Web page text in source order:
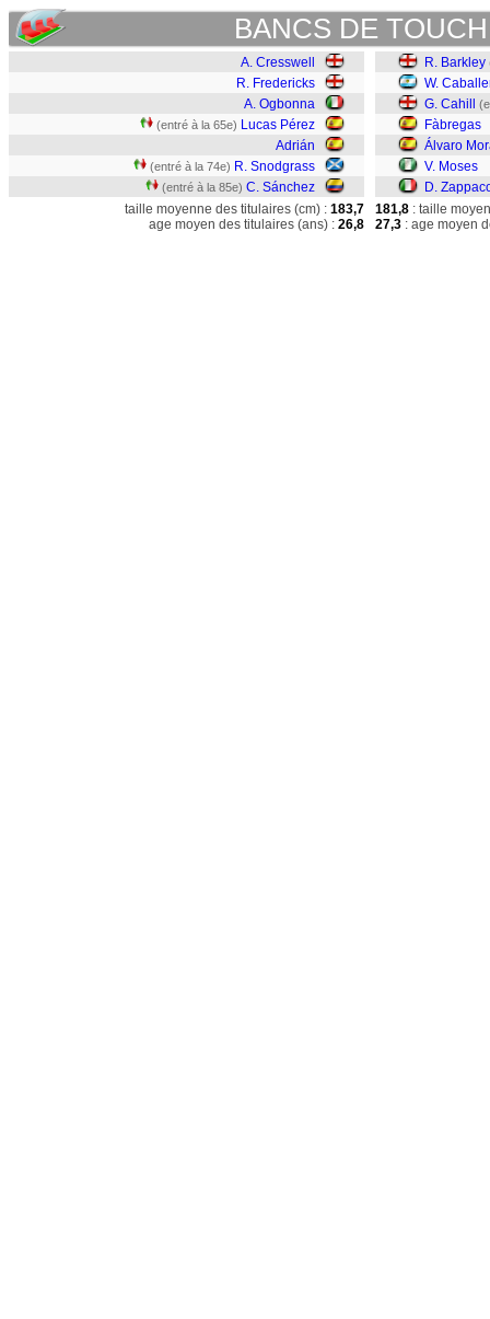
BANCS DE
A. Cresswell
R. Fredericks
A. Ogbonna
(entré à la 65e) Lucas Pérez
Adrián
(entré à la 74e) R. Snodgrass
(entré à la 85e) C. Sánchez
R. Barkley
W.
G. Cahill
Fàbregas
Álvaro
V. Moses
D.
taille moyenne des titulaires (cm) : 183,7
age moyen des titulaires (ans) : 26,8
181,8 : taille
27,3 : age moyen